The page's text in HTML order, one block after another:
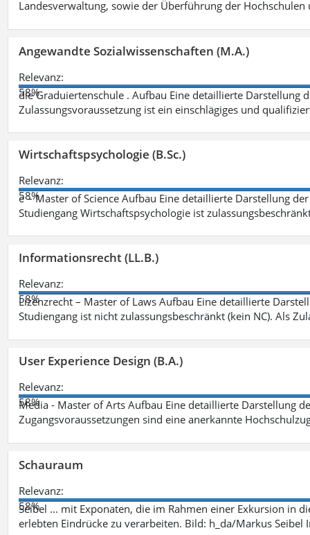
Landesverwaltung, sowie der Überführung der
Angewandte Sozialwissenschaften (M.A.)
Relevanz:
58%
die Graduiertenschule . Aufbau Eine detaillierte Darstellung
Zulassungsvoraussetzung ist ein einschlägiges und
Wirtschaftspsychologie (B.Sc.)
Relevanz:
58%
e – Master of Science Aufbau Eine detaillierte Darstellung
Studiengang Wirtschaftspsychologie ist
Informationsrecht (LL.B.)
Relevanz:
58%
Lizenzrecht – Master of Laws Aufbau Eine detaillierte
Studiengang ist nicht zulassungsbeschränkt (kein NC). Als
User Experience Design (B.A.)
Relevanz:
58%
Media - Master of Arts Aufbau Eine detaillierte Darstellung
Zugangsvoraussetzungen sind eine anerkannte
Schauraum
Relevanz:
58%
Seibel ... mit Exponaten, die im Rahmen einer Exkursion in
erlebten Eindrücke zu verarbeiten. Bild: h_da/Markus Seibel